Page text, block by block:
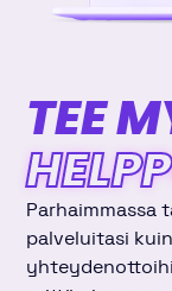
TEE
Parhaimmassa
palveluitasi